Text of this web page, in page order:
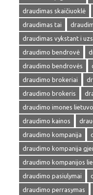
draudimas skaičiuoklė
draudimas tai
draudimas vykstant i
draudimo bendrovė
draudimo bendrovės
draudimo brokeriai
draudimo brokeris
draudimo imones
draudimo kainos
draudimo kompanija
draudimo kompanija
draudimo kompanijos
draudimo pasiulymai
draudimo perrasymas